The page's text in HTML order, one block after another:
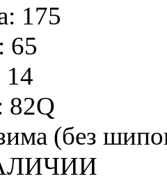
175
65
14
82Q
(без